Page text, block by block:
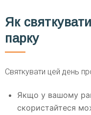
Як
парку
Святкувати цей день
Якщо у вашому
скористайтеся